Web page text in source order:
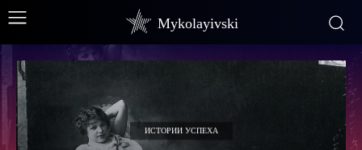
Mykolayivski
ИСТОРИИ УСПЕХА